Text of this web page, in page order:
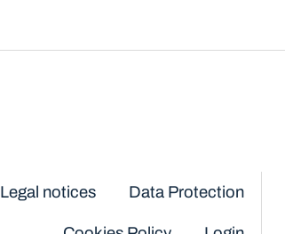
Legal notices Data Protection